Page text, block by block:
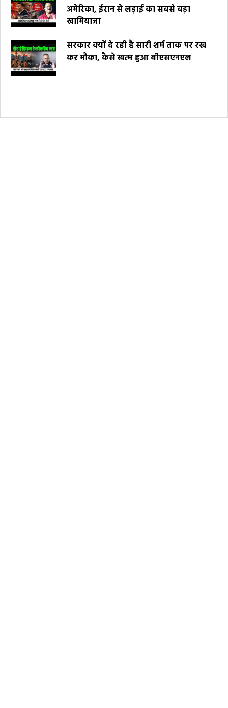
अमेरिका, ईरान से लड़ाई का सबसे बड़ा
खामियाजा
सरकार क्यों दे रही है सारी शर्म ताक पर रख
कर मौका, कैसे खत्म हुआ बीएसएनएल